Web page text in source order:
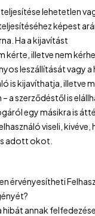
lehetetlen
képest
Ha a kijavítást
kérte, illetve nem
leszállítását vagy a
is kijavíthatja, illetve
– a szerződéstől is
egy másikra is
viseli, kivéve,
adott okot.
érvényesítheti
annak